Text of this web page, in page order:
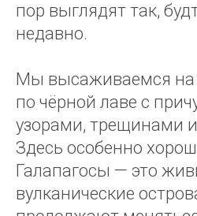
пор выглядят так,
недавно.
Мы высаживаемся на
по чёрной лаве с
узорами, трещинами
Здесь особенно
Галапагосы — это
вулканические